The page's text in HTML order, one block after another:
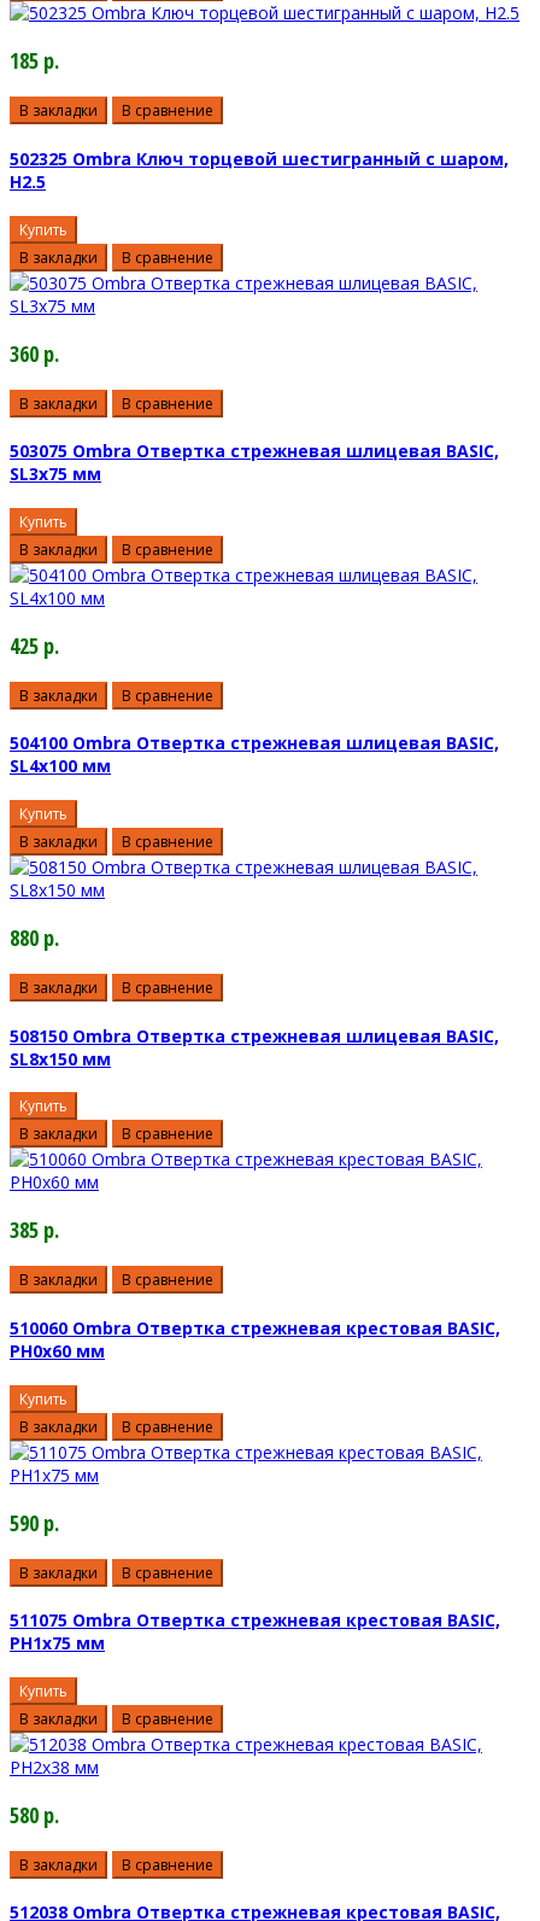
185 р.
В закладки В сравнение
502325 Ombra Ключ торцевой шестигранный с шаром,
H2.5
Купить
В закладки
В сравнение
360 р.
В закладки В сравнение
503075 Ombra Отвертка стрежневая шлицевая BASIC,
SL3х75 мм
Купить
В закладки
В сравнение
425 р.
В закладки В сравнение
504100 Ombra Отвертка стрежневая шлицевая BASIC,
SL4х100 мм
Купить
В закладки
В сравнение
880 р.
В закладки В сравнение
508150 Ombra Отвертка стрежневая шлицевая BASIC,
SL8х150 мм
Купить
В закладки
В сравнение
385 р.
В закладки В сравнение
510060 Ombra Отвертка стрежневая крестовая BASIC,
РН0х60 мм
Купить
В закладки
В сравнение
590 р.
В закладки В сравнение
511075 Ombra Отвертка стрежневая крестовая BASIC,
РН1х75 мм
Купить
В закладки
В сравнение
580 р.
В закладки В сравнение
512038 Ombra Отвертка стрежневая крестовая BASIC,